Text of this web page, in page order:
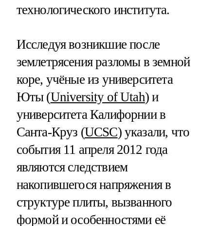
технологического института.
Исследуя возникшие после
землетрясения разломы в земной
коре, учёные из университета
Юты (University of Utah) и
университета Калифорнии в
Санта-Круз (UCSC) указали, что
события 11 апреля 2012 года
являются следствием
накопившегося напряжения в
структуре плиты, вызванного
формой и особенностями её